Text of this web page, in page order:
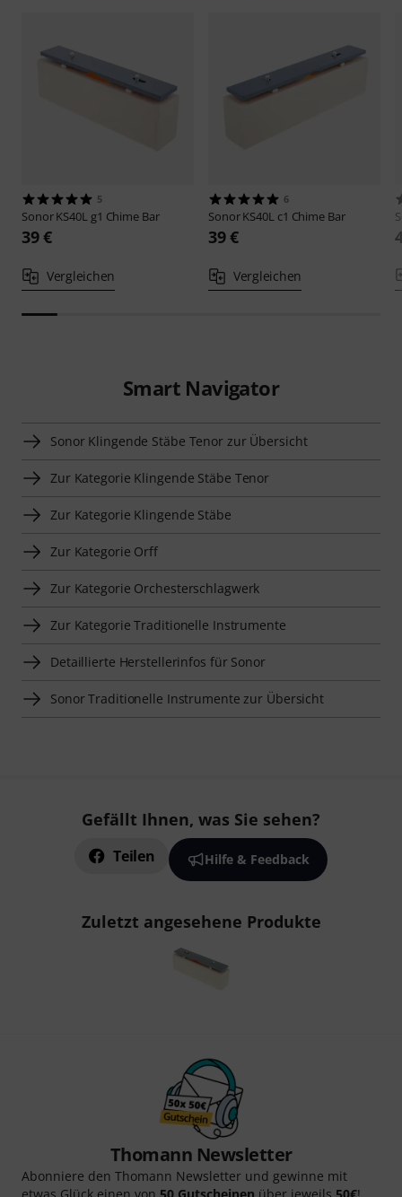
5
SonorKS40L g1 Chime Bar
39 €
Vergleichen
6
SonorKS40L c1 Chime Bar
39 €
Vergleichen
Smart Navigator
Sonor Klingende Stäbe Tenor zur Übersicht
Zur Kategorie Klingende Stäbe Tenor
Zur Kategorie Klingende Stäbe
Zur Kategorie Orff
Zur Kategorie Orchesterschlagwerk
Zur Kategorie Traditionelle Instrumente
Detaillierte Herstellerinfos für Sonor
Sonor Traditionelle Instrumente zur Übersicht
Gefällt Ihnen, was Sie sehen?
Teilen Hilfe & Feedback
Zuletzt angesehene Produkte
Thomann Newsletter
Abonniere den Thomann Newsletter und gewinne mit